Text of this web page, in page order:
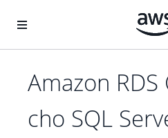
Amazon
cho SQL